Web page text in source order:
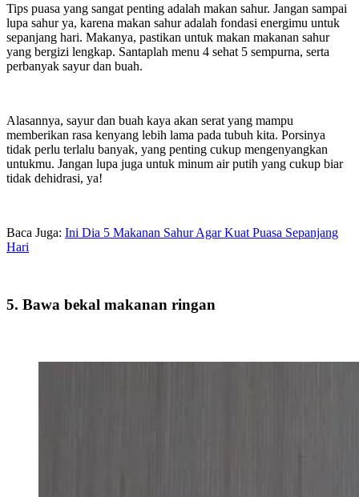
Tips puasa yang sangat penting adalah makan sahur. Jangan sampai
lupa sahur ya, karena makan sahur adalah fondasi energimu untuk
sepanjang hari. Makanya, pastikan untuk makan makanan sahur
yang bergizi lengkap. Santaplah menu 4 sehat 5 sempurna, serta
perbanyak sayur dan buah.
Alasannya, sayur dan buah kaya akan serat yang mampu
memberikan rasa kenyang lebih lama pada tubuh kita. Porsinya
tidak perlu terlalu banyak, yang penting cukup mengenyangkan
untukmu. Jangan lupa juga untuk minum air putih yang cukup biar
tidak dehidrasi, ya!
Baca Juga: Ini Dia 5 Makanan Sahur Agar Kuat Puasa Sepanjang
Hari
5. Bawa bekal makanan ringan